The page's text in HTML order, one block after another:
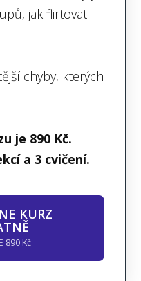
jak flirtovat
chyby, kterých
je 890 Kč.
a 3 cvičení.
KURZ
890 Kč